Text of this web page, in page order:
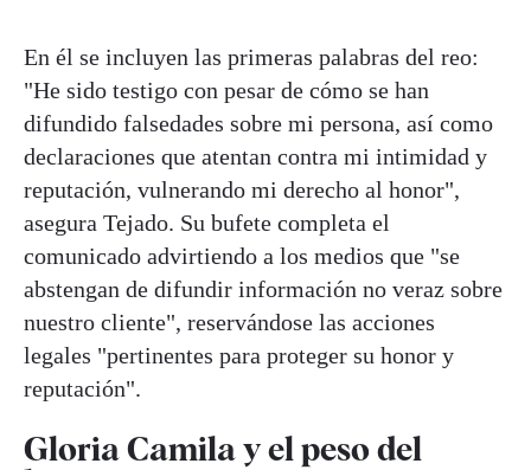
En él se incluyen las primeras palabras del reo:
"He sido testigo con pesar de cómo se han
difundido falsedades sobre mi persona, así como
declaraciones que atentan contra mi intimidad y
reputación, vulnerando mi derecho al honor",
asegura Tejado. Su bufete completa el
comunicado advirtiendo a los medios que "se
abstengan de difundir información no veraz sobre
nuestro cliente", reservándose las acciones
legales "pertinentes para proteger su honor y
reputación".
Gloria Camila y el peso del